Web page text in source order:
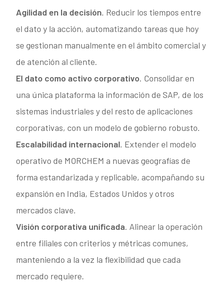
Agilidad en la decisión. Reducir los tiempos entre
el dato y la acción, automatizando tareas que hoy
se gestionan manualmente en el ámbito comercial y
de atención al cliente.
El dato como activo corporativo. Consolidar en
una única plataforma la información de SAP, de los
sistemas industriales y del resto de aplicaciones
corporativas, con un modelo de gobierno robusto.
Escalabilidad internacional. Extender el modelo
operativo de MORCHEM a nuevas geografías de
forma estandarizada y replicable, acompañando su
expansión en India, Estados Unidos y otros
mercados clave.
Visión corporativa unificada. Alinear la operación
entre filiales con criterios y métricas comunes,
manteniendo a la vez la flexibilidad que cada
mercado requiere.